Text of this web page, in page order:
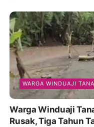
WARGA WINDUAJI
Warga Winduaji
Rusak, Tiga Tahun